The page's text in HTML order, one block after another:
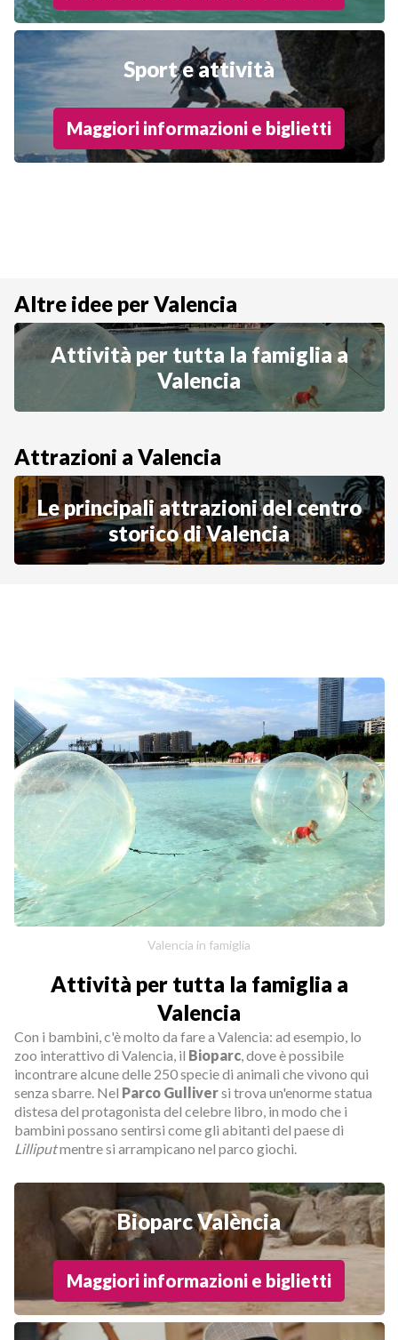
Sport e attività
Maggiori informazioni e biglietti
Altre idee per Valencia
Attività per tutta la famiglia a
Valencia
Attrazioni a Valencia
Le principali attrazioni del centro
storico di Valencia
Valencia in famiglia
Attività per tutta la famiglia a
Valencia
Con i bambini, c'è molto da fare a Valencia: ad esempio, lo
zoo interattivo di Valencia, il Bioparc, dove è possibile
incontrare alcune delle 250 specie di animali che vivono qui
senza sbarre. Nel Parco Gulliversi trova un'enorme statua
distesa del protagonista del celebre libro, in modo che i
bambini possano sentirsi come gli abitanti del paese di
Lilliputmentre si arrampicano nel parco giochi.
Bioparc València
Maggiori informazioni e biglietti